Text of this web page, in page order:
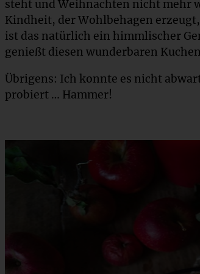
steht und Weihnachten nicht mehr
Kindheit, der Wohlbehagen
ist das natürlich ein himmlischer
genießt diesen wunderbaren
Übrigens: Ich konnte es nicht
probiert … Hammer!